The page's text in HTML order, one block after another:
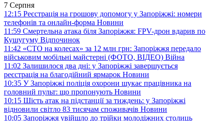
7 Серпня
12:15 Реєстрація на грошову допомогу у Запоріжжі: номери
телефонів та онлайн-форма Новини
11:59 Смертельна атака біля Запоріжжя: FPV-дрон вдарив по
Кушугуму Відпочинок
11:42 «СТО на колесах» за 12 млн грн: Запоріжжя передало
військовим мобільні майстерні (ФОТО, ВІДЕО) Війна
11:02 Залишилося два дні: у Запоріжжі завершується
реєстрація на благодійний ярмарок Новини
10:35 У Запоріжжі поліція охорони шукає працівника на
головний пульт: що пропонують Новини
10:15 Шість атак на підстанції за тиждень: у Запоріжжі
відновили світло 83 тисячам споживачів Новини
10:05 Запоріжжя увійшло до трійки молодіжних столиць